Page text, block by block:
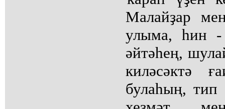
Малайҙар
улыма, һин -
әйтәһең,
киләсәктә
булаһың,